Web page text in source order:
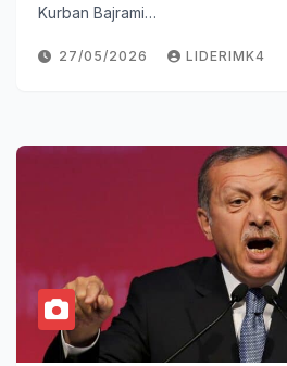
Kurban Bajrami…
27/05/2026 LIDERIMK4